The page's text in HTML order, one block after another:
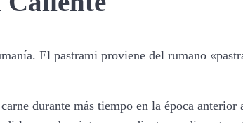
El pastrami proviene del rumano
durante más tiempo en la época anterior